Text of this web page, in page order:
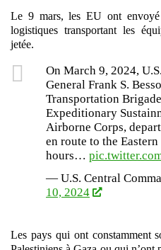
Le 9 mars, les EU ont
logistiques transportant les
jetée.
On March 9, 2024,
General Frank S.
Transportation
Expeditionary
Airborne Corps,
en route to the
hours…
— U.S. Central
10, 2024
Les pays qui ont constamment